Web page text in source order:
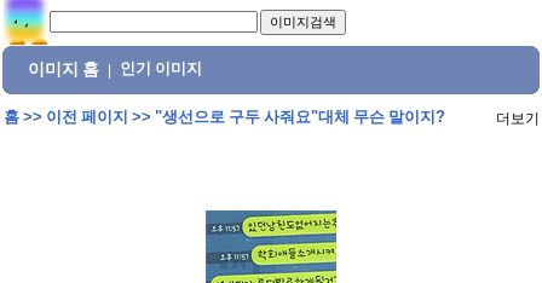
이미지 홈 인기 이미지
홈>> 이전 페이지 >> "생선으로 구두 사줘요"대체 무슨 말이지? 더보기